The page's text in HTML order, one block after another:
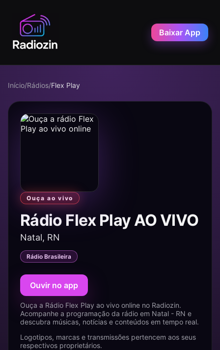
Baixar App
Início/Rádios/Flex Play
Ouça ao vivo
Rádio Flex Play AO VIVO
Natal, RN
Rádio Brasileira
Ouvir no app
Ouça a Rádio Flex Play ao vivo online no Radiozin.
Acompanhe a programação da rádio em Natal - RN e
descubra músicas, notícias e conteúdos em tempo real.
Logotipos, marcas e transmissões pertencem aos seus
respectivos proprietários.